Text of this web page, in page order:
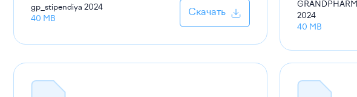
gp_stipendiya 2024
40 MB
Скачать
2024
40 MB